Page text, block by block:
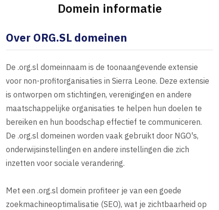
Domein informatie
Over ORG.SL domeinen
De .org.sl domeinnaam is de toonaangevende extensie
voor non-profitorganisaties in Sierra Leone. Deze extensie
is ontworpen om stichtingen, verenigingen en andere
maatschappelijke organisaties te helpen hun doelen te
bereiken en hun boodschap effectief te communiceren.
De .org.sl domeinen worden vaak gebruikt door NGO's,
onderwijsinstellingen en andere instellingen die zich
inzetten voor sociale verandering.
Met een .org.sl domein profiteer je van een goede
zoekmachineoptimalisatie (SEO), wat je zichtbaarheid op